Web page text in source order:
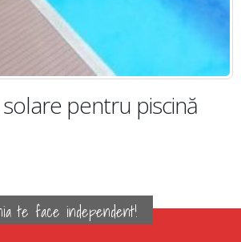
plane Sun Eco
te face independent!